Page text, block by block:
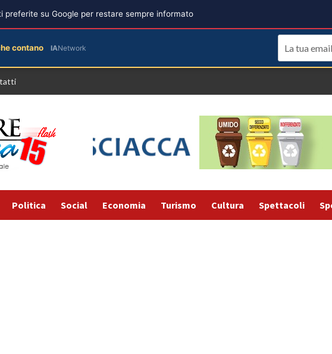
Politica Social Economia Turismo Cultura Spettacoli
preferite su Google per restare sempre informato
contano IANetwork